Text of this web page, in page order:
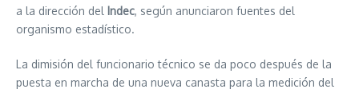
a la dirección del Indec, según anunciaron fuentes del
organismo estadístico.
La dimisión del funcionario técnico se da poco después de la
puesta en marcha de una nueva canasta para la medición del